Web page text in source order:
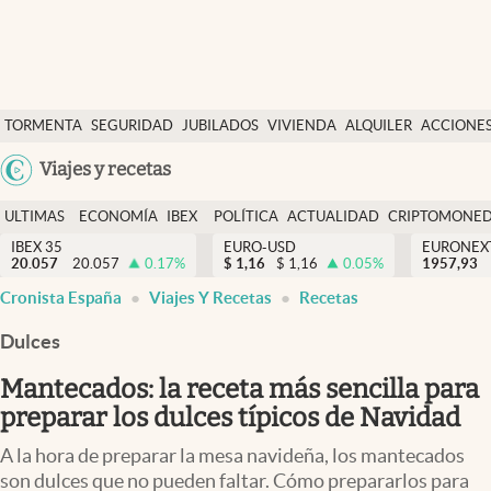
TORMENTA SEGURIDAD JUBILADOS VIVIENDA ALQUILER
USA
Viajes y recetas
Economía y finanzas
Política
Actualidad
Criptomonedas
España
ULTIMAS
NOTICIAS
ECONOMÍA
FINANZAS
IBEX
EURO
POLÍTICA ACTUALIDAD
IBEX 35
20.057
20.057 0.17%
EURO-USD
$ 1,16 $ 1,16 0.05%
1957,93
Cronista España Viajes Y Recetas Recetas
Dulces
Mantecados: la receta más sencilla para
preparar los dulces típicos de Navidad
A la hora de preparar la mesa navideña, los mantecados
son dulces que no pueden faltar. Cómo prepararlos para